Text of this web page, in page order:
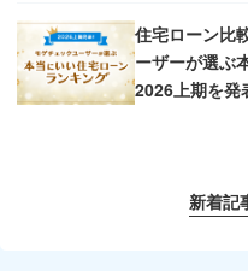
住宅ローン比
ーザーが選ぶ
2026上期を発
新着記